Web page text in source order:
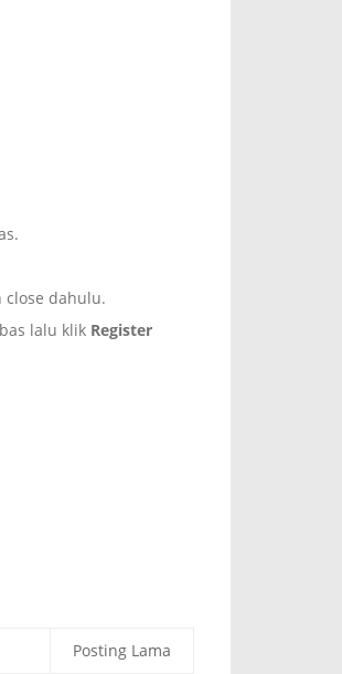
close dahulu.
lalu klik Register
Posting Lama